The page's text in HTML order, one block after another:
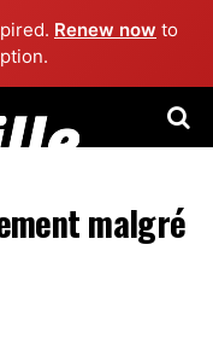
Renew now to
malgré